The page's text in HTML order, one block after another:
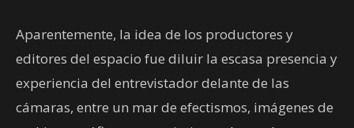
Aparentemente, la idea de los productores y
editores del espacio fue diluir la escasa presencia y
experiencia del entrevistador delante de las
cámaras, entre un mar de efectismos, imágenes de